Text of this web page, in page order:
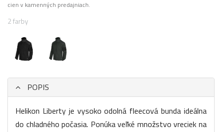
cien v kamenných predajniach.
2 farby
POPIS
Helikon Liberty je vysoko odolná fleecová bunda ideálna
do chladného počasia. Ponúka veľké množstvo vreciek na